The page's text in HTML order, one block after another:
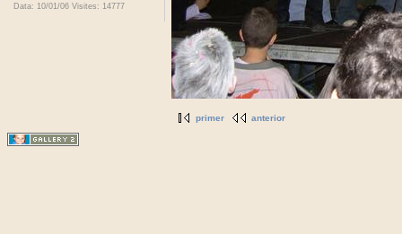
Data: 10/01/06 Visites: 14777
primer anterior